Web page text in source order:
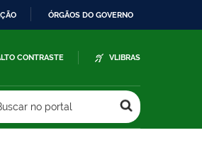
ÓRGÃOS DO GOVERNO
CONTRASTE VLIBRAS
no portal